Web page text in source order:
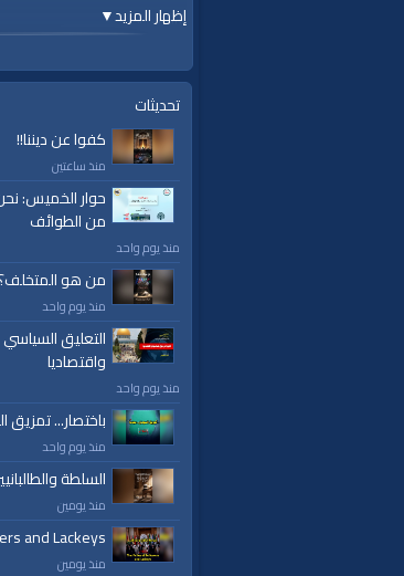
إظهار المزيد▼
#الواقية
| alwaqiyahtv@twitter
الفئات:
أرشيف الواقية»وما ينطق عن
قنوات:
برامج الواقية
العلامات:قناة،|الواقية|وما
تحديثات
كفوا عن ديننا!!
منذ ساعتين
حوار الخميس:
من الطوائف
منذ يوم واحد
من هو
منذ يوم واحد
التعليق السياسي
واقتصاديا
منذ يوم واحد
باختصار... تمزيق
منذ يوم واحد
السلطة
منذ يومين
and Lackeys
منذ يومين